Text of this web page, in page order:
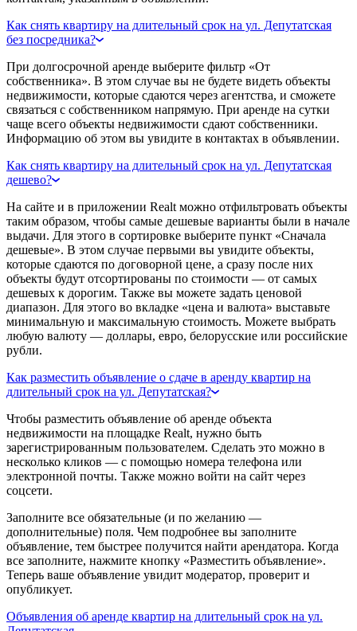
Как снять квартиру на длительный срок на ул. Депутатская
без посредника?
При долгосрочной аренде выберите фильтр «От
собственника». В этом случае вы не будете видеть объекты
недвижимости, которые сдаются через агентства, и сможете
связаться с собственником напрямую. При аренде на сутки
чаще всего объекты недвижимости сдают собственники.
Информацию об этом вы увидите в контактах в объявлении.
Как снять квартиру на длительный срок на ул. Депутатская
дешево?
На сайте и в приложении Realt можно отфильтровать объекты
таким образом, чтобы самые дешевые варианты были в начале
выдачи. Для этого в сортировке выберите пункт «Сначала
дешевые». В этом случае первыми вы увидите объекты,
которые сдаются по договорной цене, а сразу после них
объекты будут отсортированы по стоимости — от самых
дешевых к дорогим. Также вы можете задать ценовой
диапазон. Для этого во вкладке «цена и валюта» выставьте
минимальную и максимальную стоимость. Можете выбрать
любую валюту — доллары, евро, белорусские или российские
рубли.
Как разместить объявление о сдаче в аренду квартир на
длительный срок на ул. Депутатская?
Чтобы разместить объявление об аренде объекта
недвижимости на площадке Realt, нужно быть
зарегистрированным пользователем. Сделать это можно в
несколько кликов — с помощью номера телефона или
электронной почты. Также можно войти на сайт через
соцсети.
Заполните все обязательные (и по желанию —
дополнительные) поля. Чем подробнее вы заполните
объявление, тем быстрее получится найти арендатора. Когда
все заполните, нажмите кнопку «Разместить объявление».
Теперь ваше объявление увидит модератор, проверит и
опубликует.
Объявления об аренде квартир на длительный срок на ул.